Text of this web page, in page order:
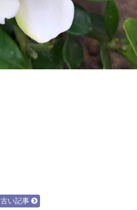
古い記事